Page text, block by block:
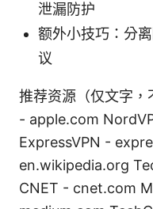
泄漏防护
额外小技巧：分
议
推荐资源（仅文字
- apple.com
ExpressVPN -
en.wikipedia.org
CNET - cnet.com